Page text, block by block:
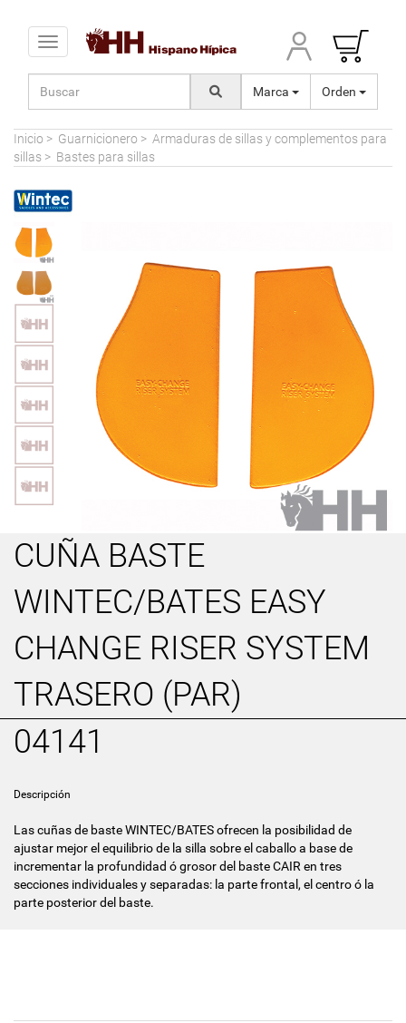
Toggle navigation
Marca Orden
Inicio > Guarnicionero > Armaduras de sillas y complementos para
sillas > Bastes para sillas
CUÑA BASTE
WINTEC/BATES EASY
CHANGE RISER SYSTEM
TRASERO (PAR)
04141
Descripción
Las cuñas de baste WINTEC/BATES ofrecen la posibilidad de
ajustar mejor el equilibrio de la silla sobre el caballo a base de
incrementar la profundidad ó grosor del baste CAIR en tres
secciones individuales y separadas: la parte frontal, el centro ó la
parte posterior del baste.